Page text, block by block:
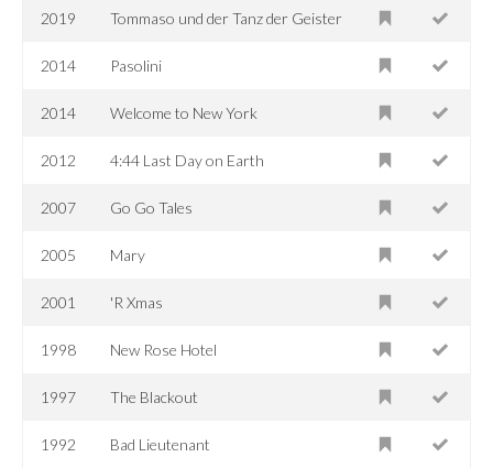
2019 Tommaso und der Tanz der Geister
2014 Pasolini
2014 Welcome to New York
2012 4:44 Last Day on Earth
2007 Go Go Tales
2005 Mary
2001 'R Xmas
1998 New Rose Hotel
1997 The Blackout
1992 Bad Lieutenant